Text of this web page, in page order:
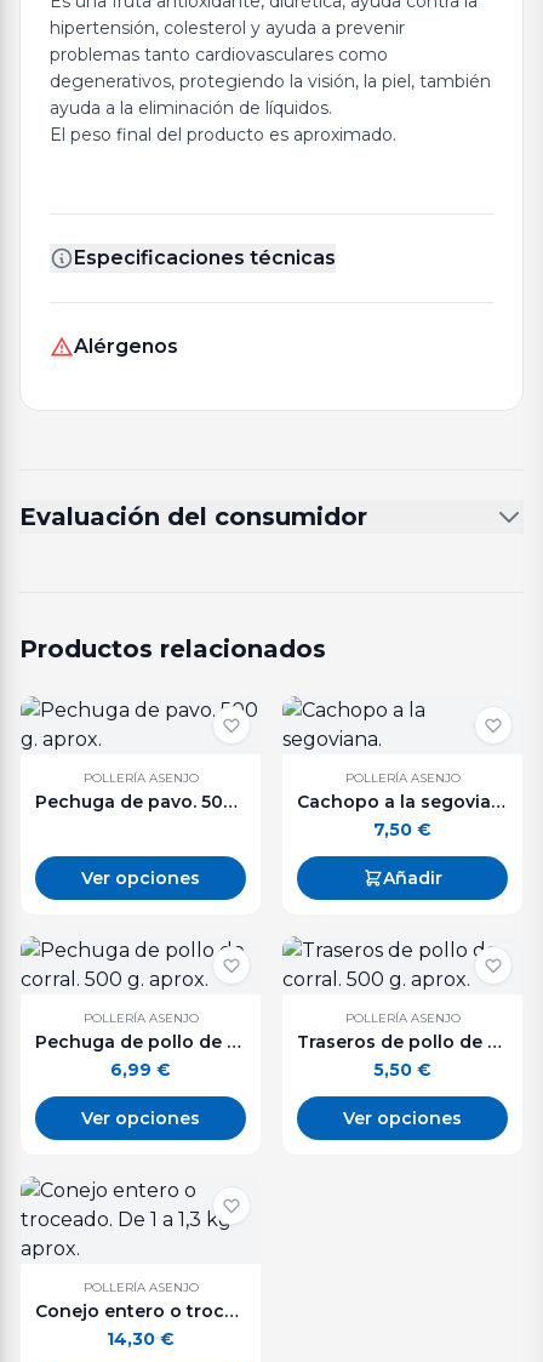
hipertensión, colesterol y ayuda a prevenir
problemas tanto cardiovasculares como
degenerativos, protegiendo la visión, la piel, también
ayuda a la eliminación de líquidos.
El peso final del producto es aproximado.
Especificaciones técnicas
Alérgenos
Evaluación del consumidor
Productos relacionados
POLLERÍA ASENJO
Pechuga de pavo. 500 g. aprox.
Ver opciones
POLLERÍA ASENJO
Cachopo a la segoviana.
7,50 €
Añadir
POLLERÍA ASENJO
Pechuga de pollo de corral. 500 g. aprox.
6,99 €
Ver opciones
POLLERÍA ASENJO
Traseros de pollo de corral. 500 g. aprox.
5,50 €
Ver opciones
POLLERÍA ASENJO
Conejo entero o troceado. De 1 a 1,3 kg aprox.
14,30 €